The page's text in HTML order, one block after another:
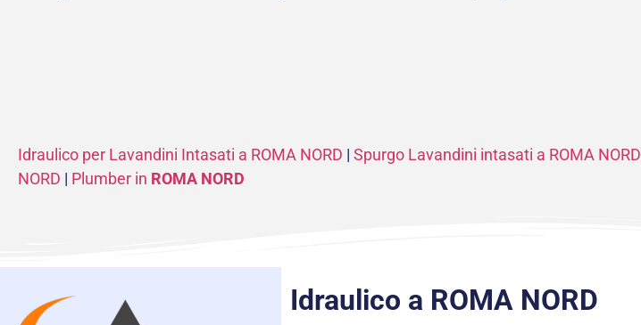
Idraulico per Lavandini Intasati a ROMA NORD | Spurgo Lavandini intasati a ROMA NORD
NORD | Plumber in ROMA NORD
Idraulico a ROMA NORD